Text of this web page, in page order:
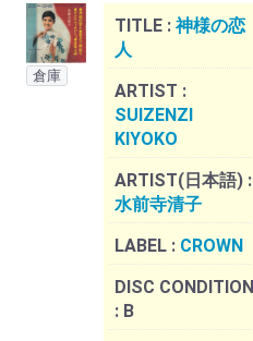
倉庫
TITLE :神様の恋
人
ARTIST :
SUIZENZI
KIYOKO
ARTIST(日本語) :
水前寺清子
LABEL : CROWN
DISC CONDITION
: B